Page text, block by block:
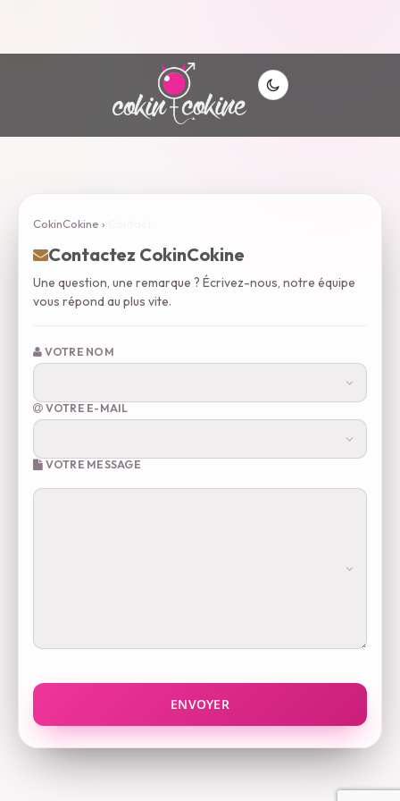
CokinCokine ›
Contactez CokinCokine
Une question, une remarque ? Écrivez-nous, notre équipe
vous répond au plus vite.
VOTRE NOM
VOTRE E-MAIL
VOTRE MESSAGE